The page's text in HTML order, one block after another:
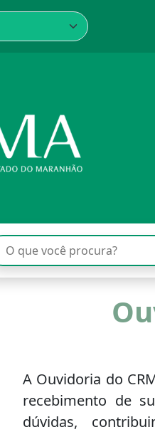
A Ouvidoria do
recebimento de
dúvidas,